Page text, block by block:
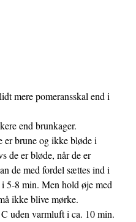
mere pomeransskal end i
end brunkager.
er brune og ikke bløde i
de er bløde, når de er
de med fordel sættes ind i
5-8 min. Men hold øje med
ikke blive mørke.
uden varmluft i ca. 10 min.